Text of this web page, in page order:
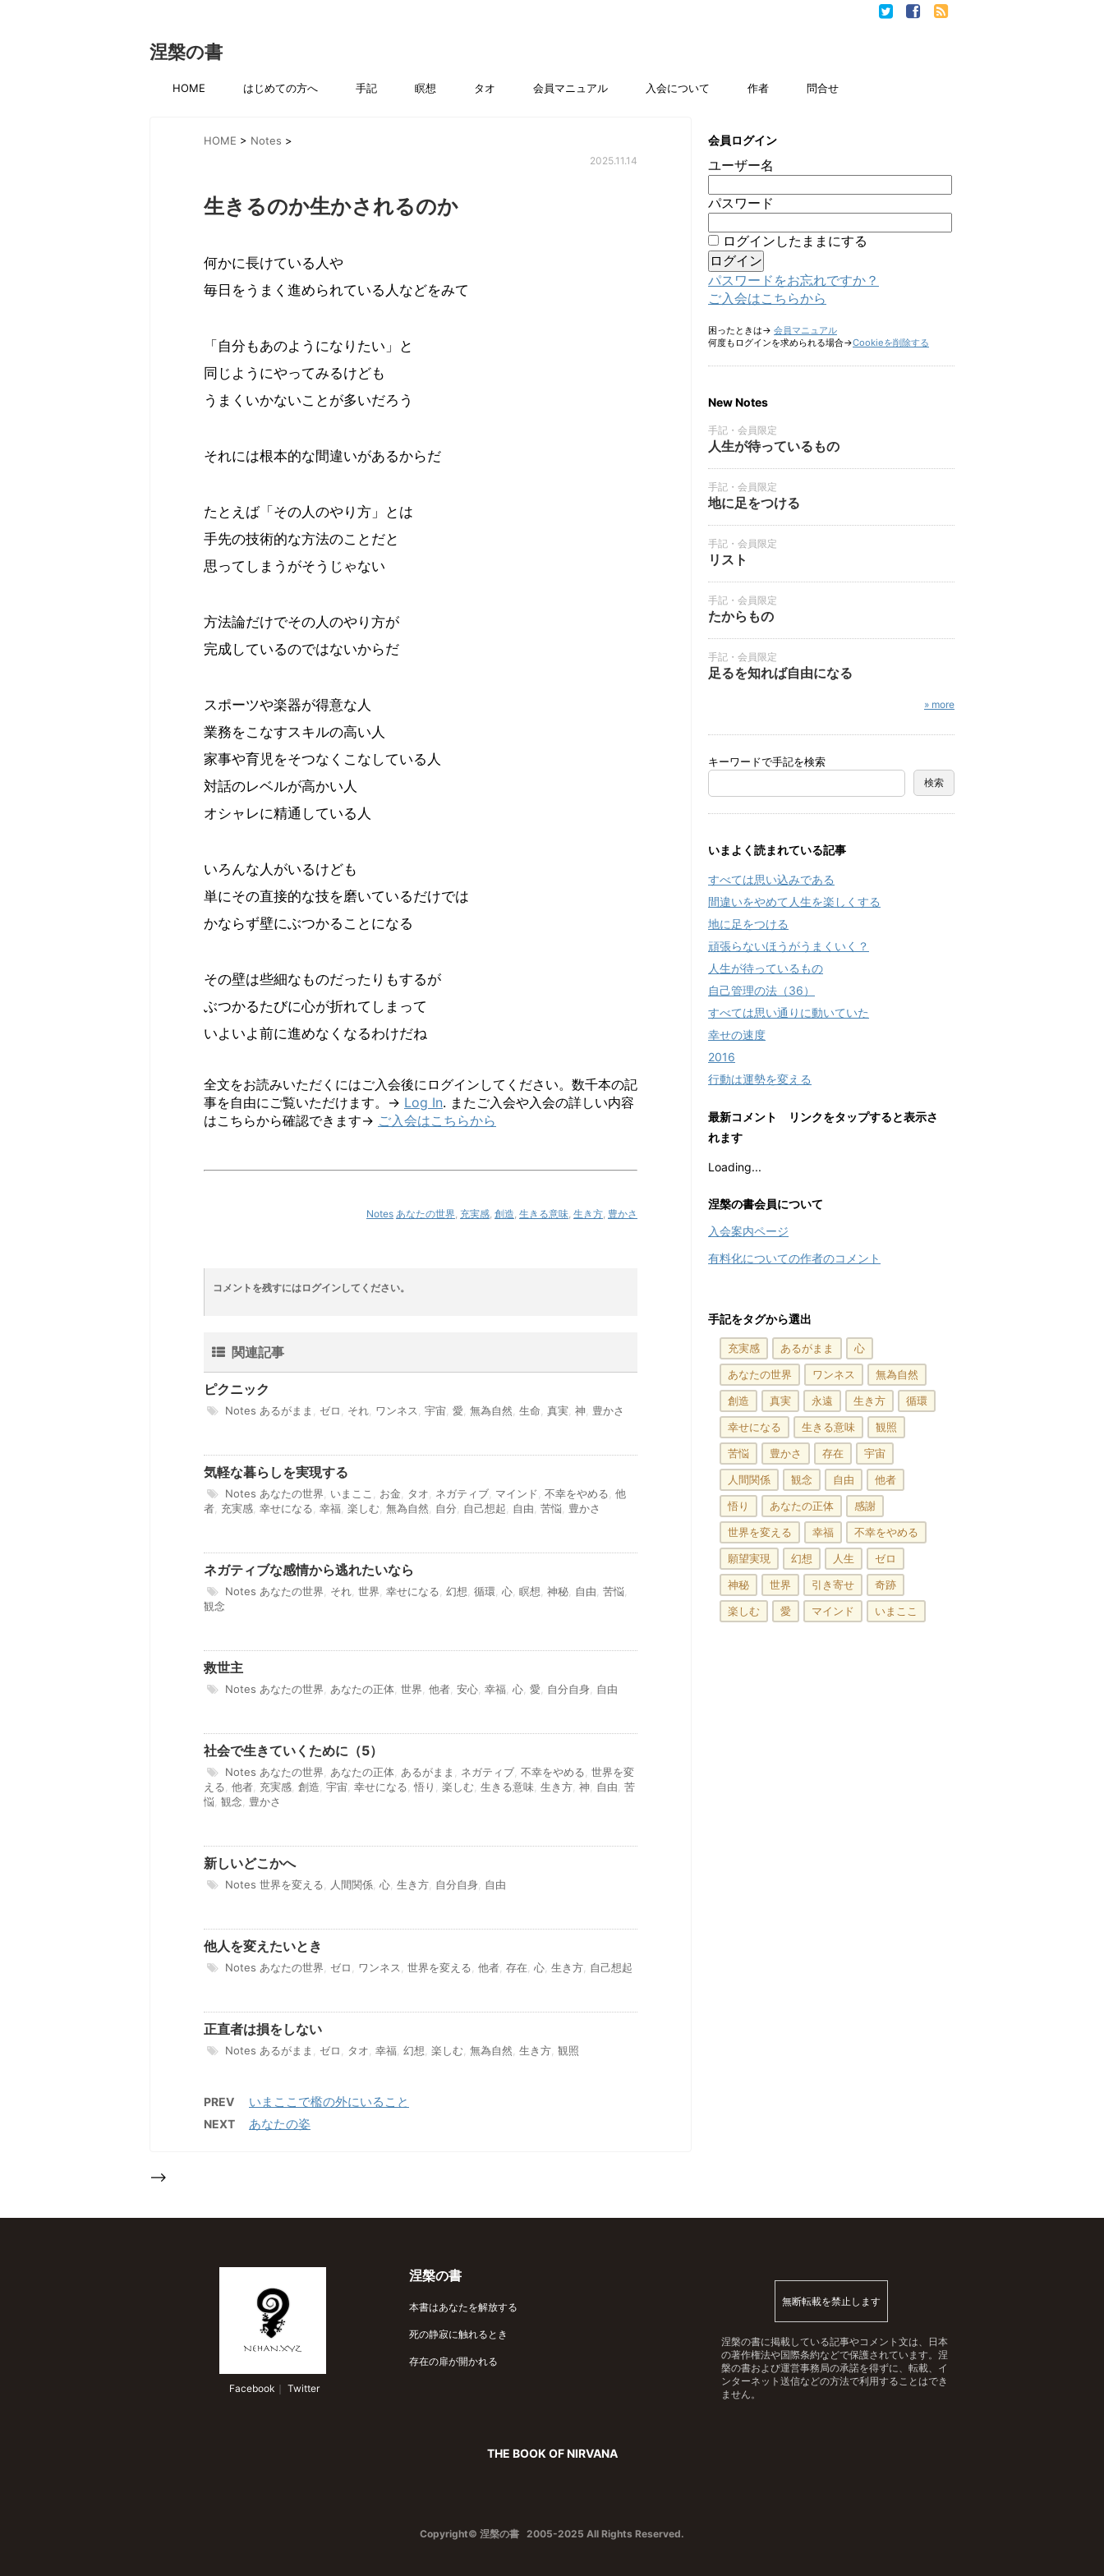
涅槃の書
HOME はじめての方へ 手記 瞑想 タオ 会員マニュアル 入会について 作者 問合せ
HOME > Notes >
2025.11.14
生きるのか生かされるのか
何かに長けている人や
毎日をうまく進められている人などをみて
「自分もあのようになりたい」と
同じようにやってみるけども
うまくいかないことが多いだろう
それには根本的な間違いがあるからだ
たとえば「その人のやり方」とは
手先の技術的な方法のことだと
思ってしまうがそうじゃない
方法論だけでその人のやり方が
完成しているのではないからだ
スポーツや楽器が得意な人
業務をこなすスキルの高い人
家事や育児をそつなくこなしている人
対話のレベルが高かい人
オシャレに精通している人
いろんな人がいるけども
単にその直接的な技を磨いているだけでは
かならず壁にぶつかることになる
その壁は些細なものだったりもするが
ぶつかるたびに心が折れてしまって
いよいよ前に進めなくなるわけだね
全文をお読みいただくにはご入会後にログインしてください。数千本の記
事を自由にご覧いただけます。→ Log In. またご入会や入会の詳しい内容
はこちらから確認できます→ ご入会はこちらから
Notes あなたの世界 充実感 創造 生きる意味 生き方 豊かさ
コメントを残すにはログインしてください。
関連記事
ピクニック
Notes あるがまま ゼロ それ ワンネス 宇宙 愛 無為自然 生命 真実 神 豊かさ
気軽な暮らしを実現する
Notes あなたの世界 いまここ お金 タオ ネガティブ マインド 不幸をやめる 他
者 充実感 幸せになる 幸福 楽しむ 無為自然 自分 自己想起 自由 苦悩 豊かさ
ネガティブな感情から逃れたいなら
Notes あなたの世界 それ 世界 幸せになる 幻想 循環 心 瞑想 神秘 自由 苦悩
観念
救世主
Notes あなたの世界 あなたの正体 世界 他者 安心 幸福 心 愛 自分自身 自由
社会で生きていくために（5）
Notes あなたの世界 あなたの正体 あるがまま ネガティブ 不幸をやめる 世界を変
える 他者 充実感 創造 宇宙 幸せになる 悟り 楽しむ 生きる意味 生き方 神 自由 苦
悩 観念 豊かさ
新しいどこかへ
Notes 世界を変える 人間関係 心 生き方 自分自身 自由
他人を変えたいとき
Notes あなたの世界 ゼロ ワンネス 世界を変える 他者 存在 心 生き方 自己想起
正直者は損をしない
Notes あるがまま ゼロ タオ 幸福 幻想 楽しむ 無為自然 生き方 観照
PREV いまここで檻の外にいること
NEXT あなたの姿
会員ログイン
ユーザー名
パスワード
ログインしたままにする
パスワードをお忘れですか？
ご入会はこちらから
困ったときは→ 会員マニュアル
何度もログインを求められる場合→Cookieを削除する
New Notes
手記・会員限定
人生が待っているもの
手記・会員限定
地に足をつける
手記・会員限定
リスト
手記・会員限定
たからもの
手記・会員限定
足るを知れば自由になる
» more
キーワードで手記を検索
いまよく読まれている記事
すべては思い込みである
間違いをやめて人生を楽しくする
地に足をつける
頑張らないほうがうまくいく？
人生が待っているもの
自己管理の法（36）
すべては思い通りに動いていた
幸せの速度
2016
行動は運勢を変える
最新コメント リンクをタップすると表示さ
れます
Loading...
涅槃の書会員について
入会案内ページ
有料化についての作者のコメント
手記をタグから選出
充実感 あるがまま
心
あなたの世界
ワンネス
無為自然
創造
真実 永遠 生き方
循環
幸せになる
生きる意味
観照
苦悩
豊かさ 存在
宇宙
人間関係
観念 自由
他者
悟り
あなたの正体
感謝
世界を変える
幸福
不幸をやめる
願望実現
幻想 人生
ゼロ
神秘
世界 引き寄せ
奇跡
楽しむ
愛 マインド いまここ
-->
Facebook ｜ Twitter
涅槃の書
本書はあなたを解放する
死の静寂に触れるとき
存在の扉が開かれる
無断転載を禁止します
涅槃の書に掲載している記事やコメント文は、日本
の著作権法や国際条約などで保護されています。涅
槃の書および運営事務局の承諾を得ずに、転載、イ
ンターネット送信などの方法で利用することはでき
ません。
THE BOOK OF NIRVANA
Copyright© 涅槃の書 2005-2025 All Rights Reserved.